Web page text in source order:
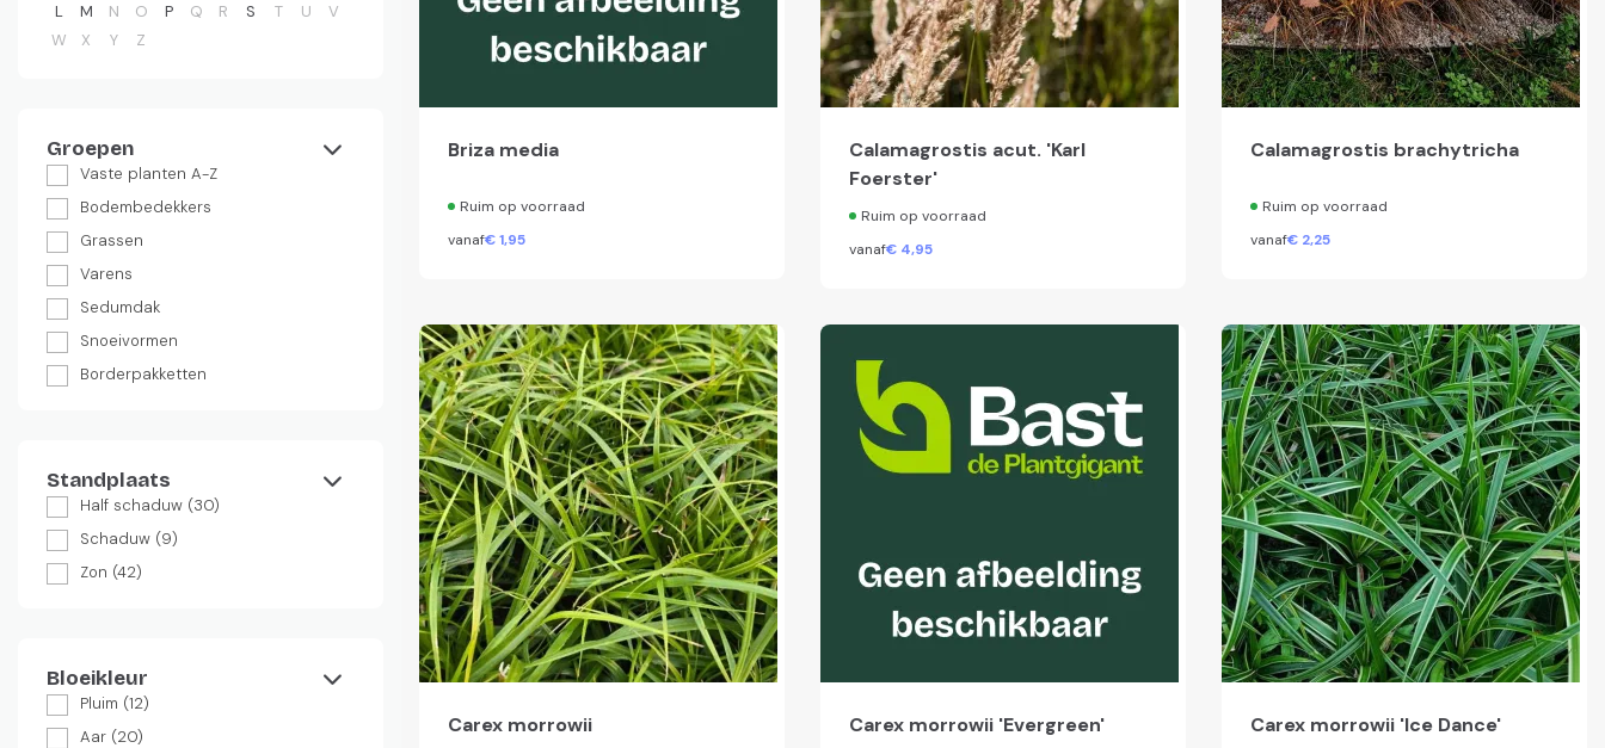
L
M N O P Q R S T U
V
W
X Y Z
Groepen
Vaste planten A-Z
Bodembedekkers
Grassen
Varens
Sedumdak
Snoeivormen
Borderpakketten
Standplaats
Half schaduw (30)
Schaduw (9)
Zon (42)
Bloeikleur
Pluim (12)
Aar (20)
Briza media
Ruim op voorraad
vanaf€1,95
Calamagrostis acut. 'Karl
Foerster'
Ruim op voorraad
vanaf€ 4,95
Calamagrostis brachytricha
Ruim op voorraad
vanaf€ 2,25
Carex morrowii Carex morrowii 'Evergreen' Carex morrowii 'Ice Dance'